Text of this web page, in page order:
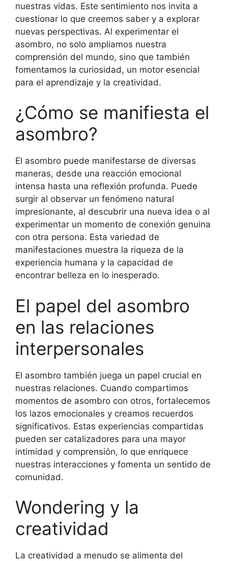
nuestras vidas. Este sentimiento nos invita a
cuestionar lo que creemos saber y a explorar
nuevas perspectivas. Al experimentar el
asombro, no solo ampliamos nuestra
comprensión del mundo, sino que también
fomentamos la curiosidad, un motor esencial
para el aprendizaje y la creatividad.
¿Cómo se manifiesta el
asombro?
El asombro puede manifestarse de diversas
maneras, desde una reacción emocional
intensa hasta una reflexión profunda. Puede
surgir al observar un fenómeno natural
impresionante, al descubrir una nueva idea o al
experimentar un momento de conexión genuina
con otra persona. Esta variedad de
manifestaciones muestra la riqueza de la
experiencia humana y la capacidad de
encontrar belleza en lo inesperado.
El papel del asombro
en las relaciones
interpersonales
El asombro también juega un papel crucial en
nuestras relaciones. Cuando compartimos
momentos de asombro con otros, fortalecemos
los lazos emocionales y creamos recuerdos
significativos. Estas experiencias compartidas
pueden ser catalizadores para una mayor
intimidad y comprensión, lo que enriquece
nuestras interacciones y fomenta un sentido de
comunidad.
Wondering y la
creatividad
La creatividad a menudo se alimenta del